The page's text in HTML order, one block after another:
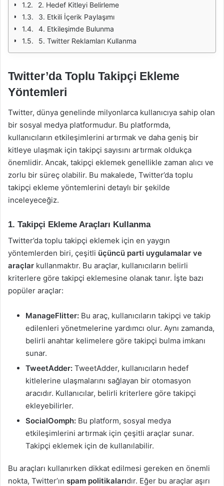
2. Hedef Kitleyi Belirleme
3. Etkili İçerik Paylaşımı
4. Etkileşimde Bulunma
5. Twitter Reklamları Kullanma
Twitter’da Toplu Takipçi Ekleme
Yöntemleri
Twitter, dünya genelinde milyonlarca kullanıcıya sahip olan
bir sosyal medya platformudur. Bu platformda,
kullanıcıların etkileşimlerini artırmak ve daha geniş bir
kitleye ulaşmak için takipçi sayısını artırmak oldukça
önemlidir. Ancak, takipçi eklemek genellikle zaman alıcı ve
zorlu bir süreç olabilir. Bu makalede, Twitter’da toplu
takipçi ekleme yöntemlerini detaylı bir şekilde
inceleyeceğiz.
1. Takipçi Ekleme Araçları Kullanma
Twitter’da toplu takipçi eklemek için en yaygın
yöntemlerden biri, çeşitli üçüncü parti uygulamalar ve
araçlar kullanmaktır. Bu araçlar, kullanıcıların belirli
kriterlere göre takipçi eklemesine olanak tanır. İşte bazı
popüler araçlar:
ManageFlitter: Bu araç, kullanıcıların takipçi ve takip
edilenleri yönetmelerine yardımcı olur. Aynı zamanda,
belirli anahtar kelimelere göre takipçi bulma imkanı
sunar.
TweetAdder: TweetAdder, kullanıcıların hedef
kitlelerine ulaşmalarını sağlayan bir otomasyon
aracıdır. Kullanıcılar, belirli kriterlere göre takipçi
ekleyebilirler.
SocialOomph: Bu platform, sosyal medya
etkileşimlerini artırmak için çeşitli araçlar sunar.
Takipçi eklemek için de kullanılabilir.
Bu araçları kullanırken dikkat edilmesi gereken en önemli
nokta, Twitter’ın spam politikalarıdır. Eğer bu araçlar aşırı